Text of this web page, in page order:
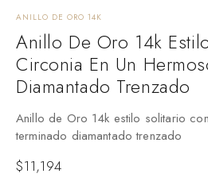
ANILLO DE ORO 14K
Anillo De Oro 14k
Circonia En Un
Diamantado Trenzado
Anillo de Oro 14k estilo solitario
terminado diamantado trenzado
$11,194